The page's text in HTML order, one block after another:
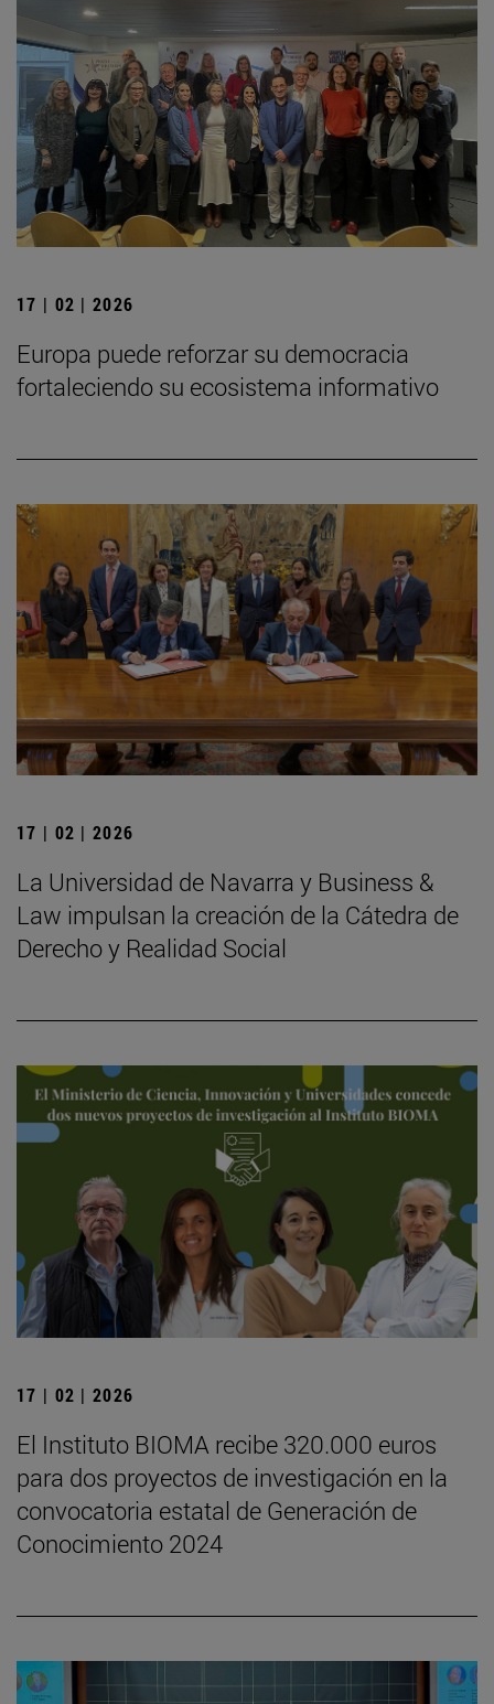
17 | 02 | 2026
Europa puede reforzar su democracia
fortaleciendo su ecosistema informativo
17 | 02 | 2026
La Universidad de Navarra y Business &
Law impulsan la creación de la Cátedra de
Derecho y Realidad Social
17 | 02 | 2026
El Instituto BIOMA recibe 320.000 euros
para dos proyectos de investigación en la
convocatoria estatal de Generación de
Conocimiento 2024